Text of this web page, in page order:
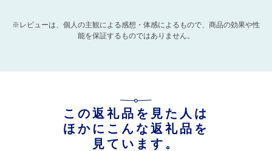
※レビューは、個人の主観による感想・体感によるもので、商品の効果や性
能を保証するものではありません。
この返礼品を見た人は
ほかにこんな返礼品を
見ています。